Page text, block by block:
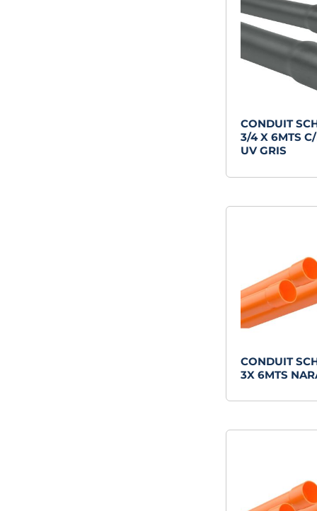
CONDUIT
3/4 X 6MTS
UV GRIS
CONDUIT
3X 6MTS